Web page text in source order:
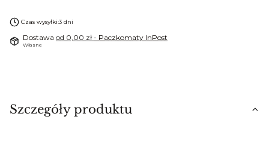
Czas wysyłki:3 dni
Dostawa od 0,00 zł - Paczkomaty InPost
Własne
Szczegóły produktu